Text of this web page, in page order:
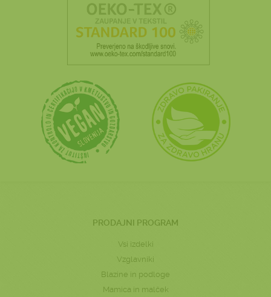
PRODAJNI PROGRAM
Vsi izdelki
Vzglavniki
Blazine in podloge
Mamica in malček